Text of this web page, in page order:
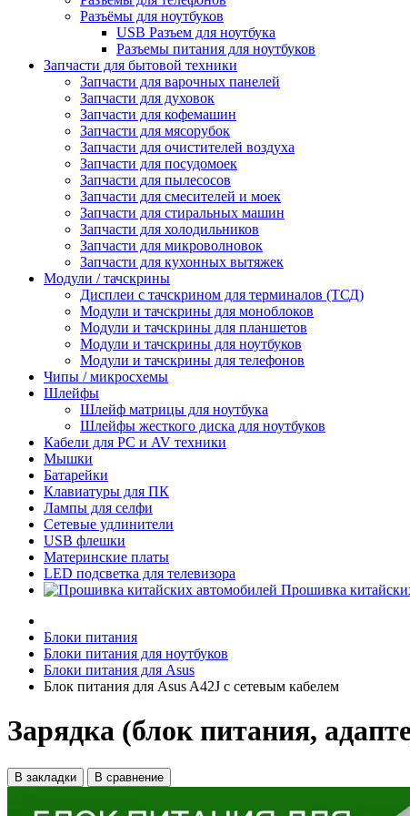
Разъёмы для ноутбуков
USB Разъем для ноутбука
Разъемы питания для ноутбуков
Запчасти для бытовой техники
Запчасти для варочных панелей
Запчасти для духовок
Запчасти для кофемашин
Запчасти для мясорубок
Запчасти для очистителей воздуха
Запчасти для посудомоек
Запчасти для пылесосов
Запчасти для смесителей и моек
Запчасти для стиральных машин
Запчасти для холодильников
Запчасти для микроволновок
Запчасти для кухонных вытяжек
Модули / тачскрины
Дисплеи с тачскрином для терминалов (ТСД)
Модули и тачскрины для моноблоков
Модули и тачскрины для планшетов
Модули и тачскрины для ноутбуков
Модули и тачскрины для телефонов
Чипы / микросхемы
Шлейфы
Шлейф матрицы для ноутбука
Шлейфы жесткого диска для ноутбуков
Кабели для PC и AV техники
Мышки
Батарейки
Клавиатуры для ПК
Лампы для селфи
Сетевые удлинители
USB флешки
Материнские платы
LED подсветка для телевизора
Прошивка
Блоки питания
Блоки питания для ноутбуков
Блоки питания для Asus
Блок питания для Asus A42J с сетевым кабелем
Зарядка (блок питания,
В закладки В сравнение